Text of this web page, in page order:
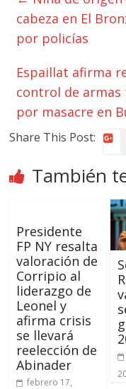
cabeza en El
por policías
Espaillat afirma
control de armas
por masacre en
Share This Post:
También
Presidente
FP NY resalta
valoración de
Corripio al
liderazgo de
Leonel y
afirma crisis
se llevará
reelección de
Abinader
febrero 17,